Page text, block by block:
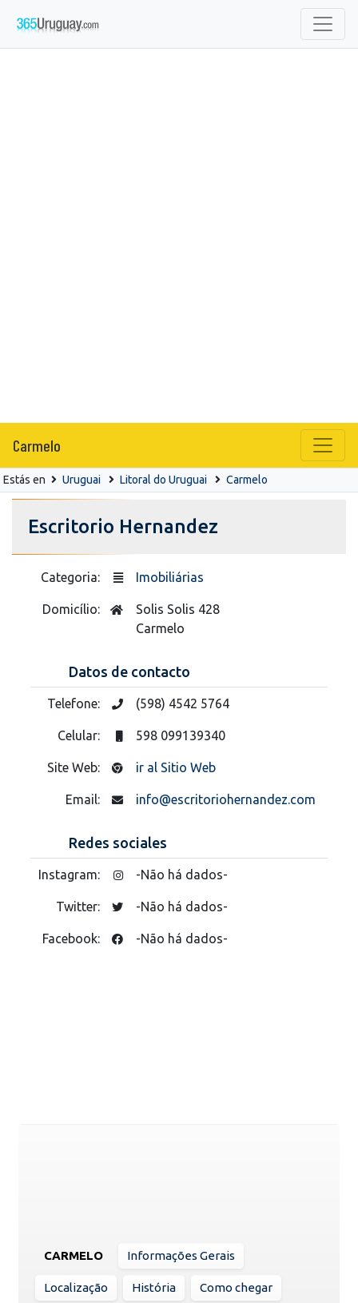
Carmelo
Estás en Uruguai Litoral do Uruguai Carmelo
Escritorio Hernandez
Categoria: Imobiliárias
Domicílio:
Solis Solis 428
Carmelo
Datos de contacto
Telefone: (598) 4542 5764
Celular: 598 099139340
Site Web: ir al Sitio Web
Email: info@escritoriohernandez.com
Redes sociales
Instagram: -Não há dados-
Twitter: -Não há dados-
Facebook: -Não há dados-
CARMELO Informações Gerais
Localização História Como chegar